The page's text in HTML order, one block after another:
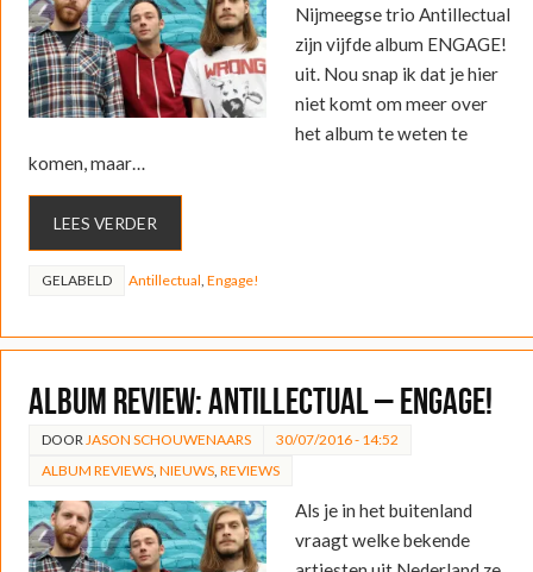
Nijmeegse trio Antillectual
zijn vijfde album ENGAGE!
uit. Nou snap ik dat je hier
niet komt om meer over
het album te weten te
komen, maar…
LEES VERDER
GELABELD Antillectual Engage!
ALBUM REVIEW: Antillectual – ENGAGE!
DOOR JASON SCHOUWENAARS
30/07/2016 - 14:52
ALBUM REVIEWS, NIEUWS, REVIEWS
Als je in het buitenland
vraagt welke bekende